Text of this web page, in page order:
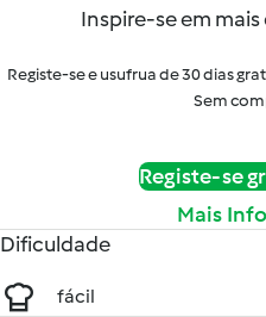
Inspire-se em mais
Registe-se e usufrua de 30 dias
Sem
Registe-se
Mais
Dificuldade
fácil